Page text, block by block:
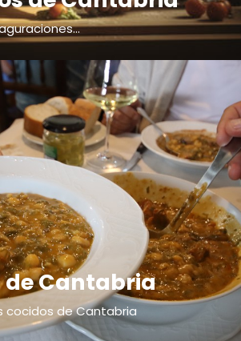
de Cantabria
cocidos de Cantabria